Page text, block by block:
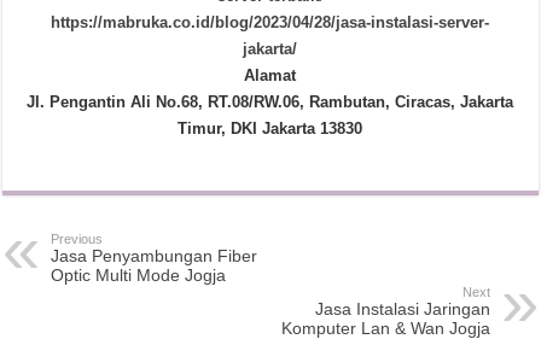
https://mabruka.co.id/blog/2023/04/28/jasa-instalasi-server-
jakarta/
Alamat
Jl. Pengantin Ali No.68, RT.08/RW.06, Rambutan, Ciracas, Jakarta
Timur, DKI Jakarta 13830
Previous
Jasa Penyambungan Fiber
Optic Multi Mode Jogja
Next
Jasa Instalasi Jaringan
Komputer Lan & Wan Jogja